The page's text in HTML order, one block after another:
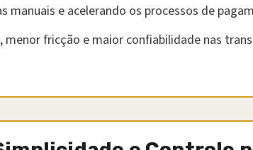
e acelerando os processos de
fricção e maior confiabilidade nas